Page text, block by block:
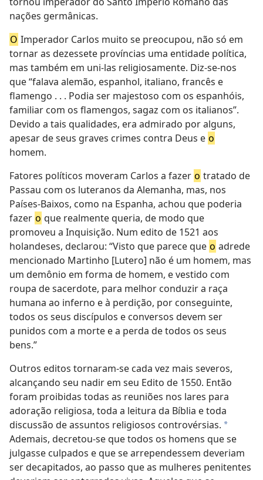
nações germânicas.
O Imperador Carlos muito se preocupou, não só em
tornar as dezessete províncias uma entidade política,
mas também em uni-las religiosamente. Diz-se-nos
que “falava alemão, espanhol, italiano, francês e
flamengo . . . Podia ser majestoso com os espanhóis,
familiar com os flamengos, sagaz com os italianos”.
Devido a tais qualidades, era admirado por alguns,
apesar de seus graves crimes contra Deus e o
homem.
Fatores políticos moveram Carlos a fazer o tratado de
Passau com os luteranos da Alemanha, mas, nos
Países-Baixos, como na Espanha, achou que poderia
fazer o que realmente queria, de modo que
promoveu a Inquisição. Num edito de 1521 aos
holandeses, declarou: “Visto que parece que o adrede
mencionado Martinho [Lutero] não é um homem, mas
um demônio em forma de homem, e vestido com
roupa de sacerdote, para melhor conduzir a raça
humana ao inferno e à perdição, por conseguinte,
todos os seus discípulos e conversos devem ser
punidos com a morte e a perda de todos os seus
bens.”
Outros editos tornaram-se cada vez mais severos,
alcançando seu nadir em seu Edito de 1550. Então
foram proibidas todas as reuniões nos lares para
adoração religiosa, toda a leitura da Bíblia e toda
discussão de assuntos religiosos controvérsias. a
Ademais, decretou-se que todos os homens que se
julgasse culpados e que se arrependessem deveriam
ser decapitados, ao passo que as mulheres penitentes